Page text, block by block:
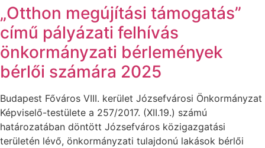
„Otthon megújítási támogatás”
című pályázati felhívás
önkormányzati bérlemények
bérlői számára 2025
Budapest Főváros VIII. kerület Józsefvárosi Önkormányzat
Képviselő-testülete a 257/2017. (XII.19.) számú
határozatában döntött Józsefváros közigazgatási
területén lévő, önkormányzati tulajdonú lakások bérlői